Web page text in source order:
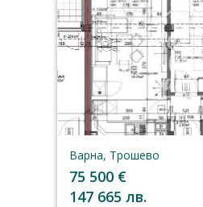
Варна, Трошево
75 500 €
147 665 лв.